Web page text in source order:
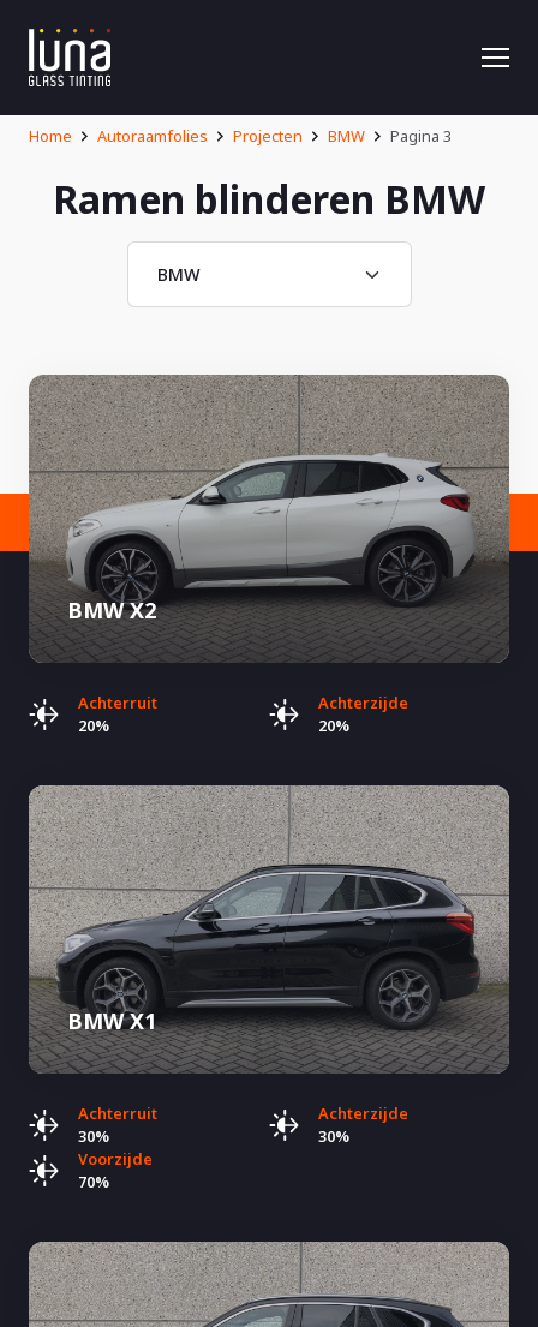
Home Autoraamfolies Projecten BMW Pagina 3
Ramen blinderen BMW
BMW X2
Achterruit
20%
Achterzijde
20%
BMW X1
Achterruit
30%
Achterzijde
30%
Voorzijde
70%